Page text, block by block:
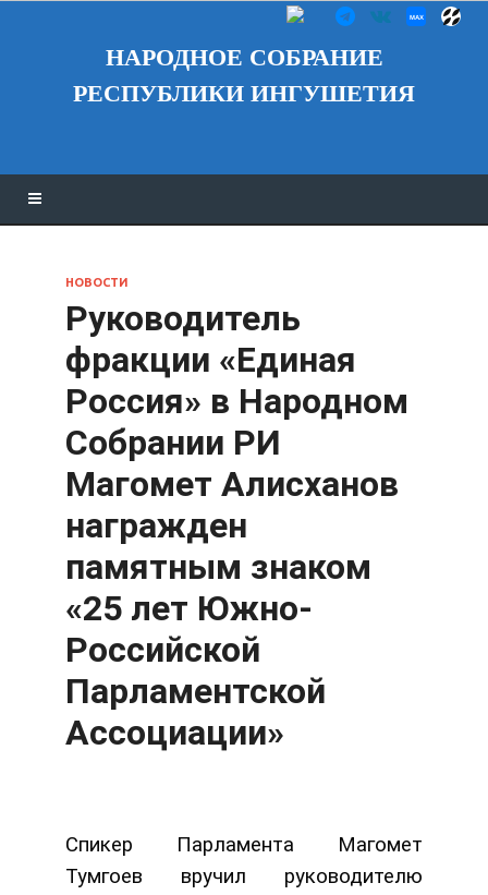
НАРОДНОЕ СОБРАНИЕ
РЕСПУБЛИКИ ИНГУШЕТИЯ
НОВОСТИ
Руководитель
фракции «Единая
Россия» в Народном
Собрании РИ
Магомет Алисханов
награжден
памятным знаком
«25 лет Южно-
Российской
Парламентской
Ассоциации»
Спикер Парламента Магомет
Тумгоев вручил руководителю